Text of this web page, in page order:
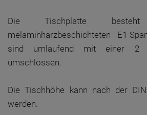
Die Tischplatte
melaminharzbeschichteten E1-
sind umlaufend mit einer 2
umschlossen.
Die Tischhöhe kann nach der
werden.